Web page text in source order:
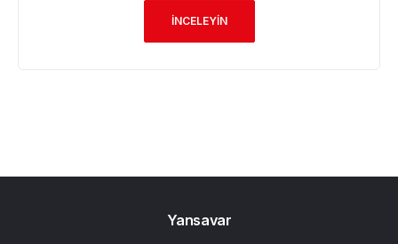
İNCELEYİN
Yansavar